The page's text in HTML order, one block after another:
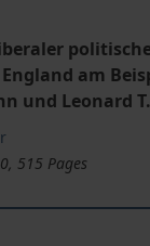
am
und Leonard
515 Pages